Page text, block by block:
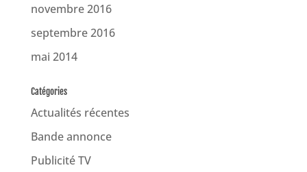
novembre 2016
septembre 2016
mai 2014
Catégories
Actualités récentes
Bande annonce
Publicité TV